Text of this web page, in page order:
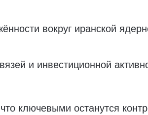
вокруг иранской
и инвестиционной
ключевыми останутся